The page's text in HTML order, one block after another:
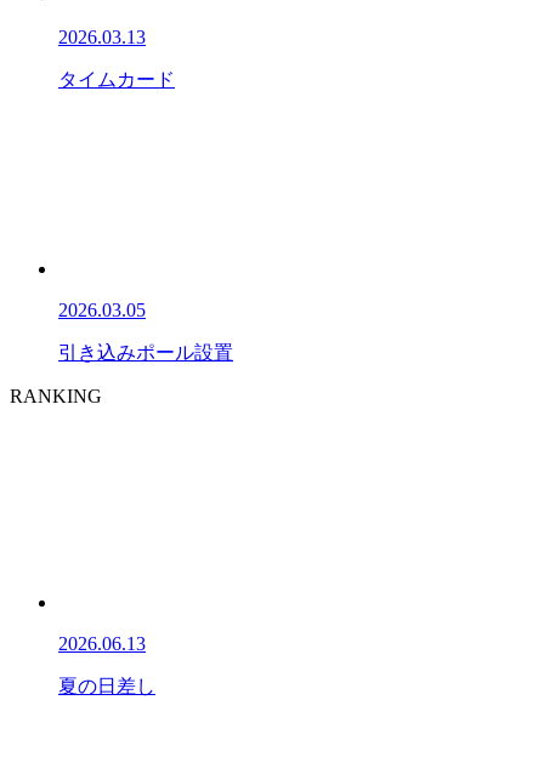
2026.03.13
タイムカード
2026.03.05
引き込みポール設置
RANKING
2026.06.13
夏の日差し